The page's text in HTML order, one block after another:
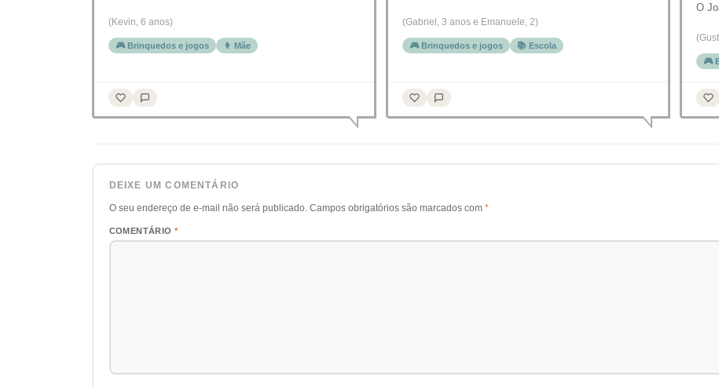
(Kevin, 6 anos)
🎮 Brinquedos e jogos 👩 Mãe
(Gabriel, 3 anos e Emanuele, 2)
🎮 Brinquedos e jogos 📚 Escola
O
🎮
DEIXE UM COMENTÁRIO
O seu endereço de e-mail não será publicado. Campos obrigatórios são marcados com *
COMENTÁRIO *